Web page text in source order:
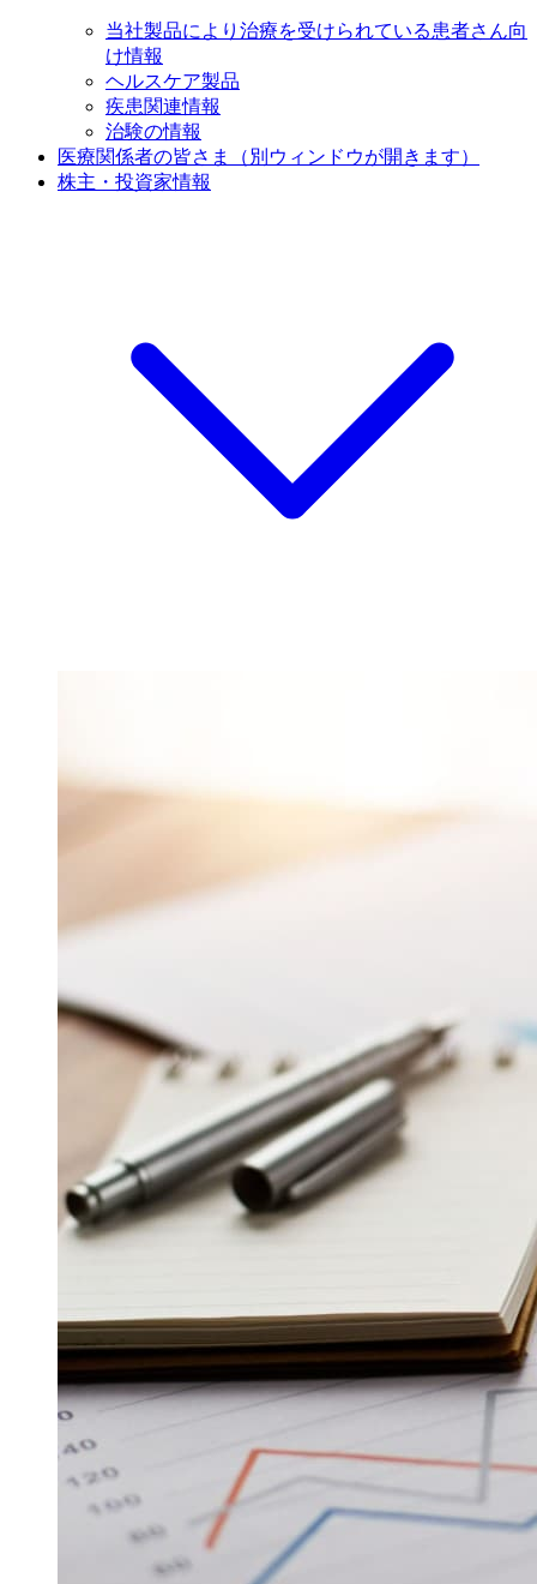
当社製品により治療を受けられている患者さん向
け情報
ヘルスケア製品
疾患関連情報
治験の情報
医療関係者の皆さま
（別ウィンドウが開きます）
株主・投資家情報